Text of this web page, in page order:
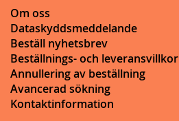
Om oss
Dataskyddsmeddelande
Beställ nyhetsbrev
Beställnings- och leveransvillkor
Annullering av beställning
Avancerad sökning
Kontaktinformation